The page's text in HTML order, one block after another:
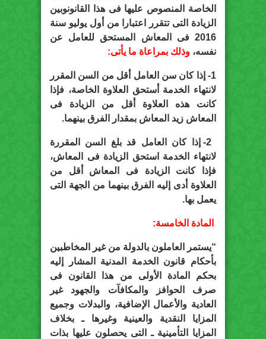
الخاصة المنصوص عليها فى هذا القانونوبين
الزيادة التى تتقرر اعتبارا من أول يوليو سنة
2016 فى المعاش المستحق للعامل عن
نفسه، وذلك بمراعاة ما يأتى:
1- إذا كان سن العامل أقل من السن المقرر
لانتهاء الخدمة أستحق العلاوة الخاصة، فإذا
كانت هذه العلاوة أقل من الزيادة فى
المعاش زيد المعاش بمقدار الفرق بينهما.
2- إذا كان العامل قد بلغ السن المقررة
لانتهاء الخدمة استحق الزيادة فى المعاش،
فإذا كانت الزيادة فى المعاش أقل من
العلاوة أدى إليه الفرق بينهما من الجهة التى
يعمل بها.
المادة الخامسة:
“يستمر العاملون بالدولة من غير المخاطبين
بأحكام قانون الخدمة المدنية المشار إليه
بحكم المادة الأولى من هذا القانون فى
صرف الحوافز والمكافآت والجهود غير
العادية والأعمال الإضافية، والبدلات وجميع
المزايا النقدية والعينية وغيرها ـ بخلاف
المزايا التأمينية ـ التى يحصلون عليها بذات